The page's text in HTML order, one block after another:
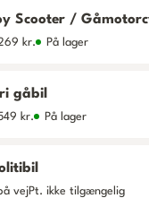
Scooter /
kr. På lager
gåbil
kr. På lager
vejPt. ikke tilgængelig